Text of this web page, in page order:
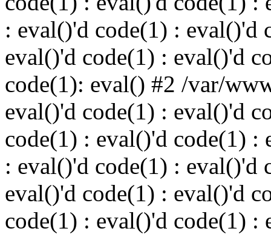
: eval()'d code(1) : eval()'d
eval()'d code(1) : eval()'d
code(1): eval() #2 /var/
eval()'d code(1) : eval()'d
code(1) : eval()'d code(1) :
: eval()'d code(1) : eval()'d
eval()'d code(1) : eval()'d
code(1) : eval()'d code(1) :